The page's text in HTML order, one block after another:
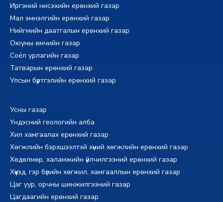
Иргэний нисэхийн ерөнхий газар
Мал эмнэлгийн ерөнхий газар
Нийгмийн даатгалын ерөнхий газар
Оюуны өмчийн газар
Соёл урлагийн газар
Татварын ерөнхий газар
Улсын бүртгэлийн ерөнхий газар
Усны газар
Үндэсний геологийн алба
Хил хамгаалах ерөнхий газар
Хөгжлийн бэрхшээлтэй хүний хөгжлийн ерөнхий газар
Хөдөлмөр, халамжийн үйлчилгээний ерөнхий газар
Хүүхэд, гэр бүлийн хөгжил, хамгааллын ерөнхий газар
Цаг уур, орчны шинжилгээний газар
Цагдаагийн ерөнхий газар